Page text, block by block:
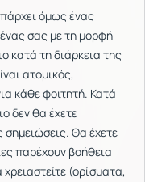
όμως ένας
σας με τη μορφή
κατά τη διάρκεια της
ατομικός,
κάθε φοιτητή. Κατά
δεν θα έχετε
Θα έχετε
παρέχουν βοήθεια
(ορίσματα,